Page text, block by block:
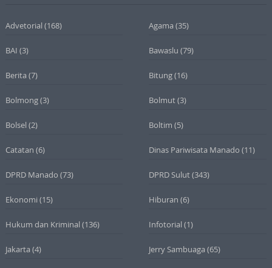
Advetorial (168) Agama (35)
BAI (3) Bawaslu (79)
Berita (7) Bitung(16)
Bolmong(3) Bolmut(3)
Bolsel (2) Boltim (5)
Catatan (6) Dinas Pariwisata Manado (11)
DPRD Manado (73) DPRD Sulut(343)
Ekonomi (15) Hiburan (6)
Hukum dan Kriminal (136) Infotorial (1)
Jakarta (4) Jerry Sambuaga (65)